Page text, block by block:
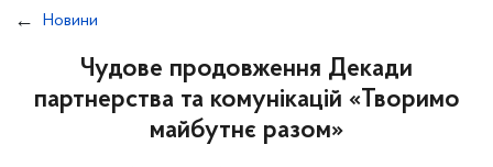
Новини
Чудове продовження Декади
партнерства та комунікацій «Творимо
майбутнє разом»